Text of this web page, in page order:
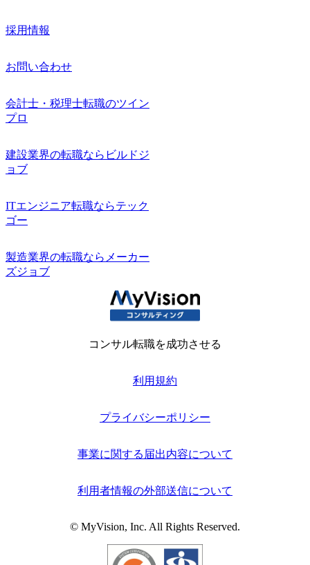
採用情報
お問い合わせ
会計士・税理士転職のツイン
プロ
建設業界の転職ならビルドジ
ョブ
ITエンジニア転職ならテック
ゴー
製造業界の転職ならメーカー
ズジョブ
コンサル転職を成功させる
利用規約
プライバシーポリシー
事業に関する届出内容について
利用者情報の外部送信について
© MyVision, Inc. All Rights Reserved.